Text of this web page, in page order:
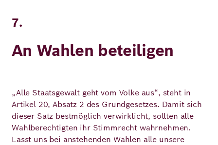
7.
An Wahlen beteiligen
„Alle Staatsgewalt geht vom Volke aus“, steht in
Artikel 20, Absatz 2 des Grundgesetzes. Damit sich
dieser Satz bestmöglich verwirklicht, sollten alle
Wahlberechtigten ihr Stimmrecht wahrnehmen.
Lasst uns bei anstehenden Wahlen alle unsere